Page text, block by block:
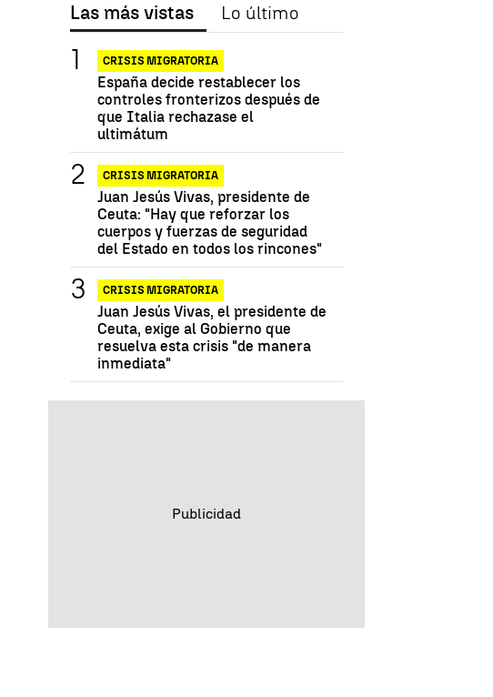
Las más vistas Lo último
CRISIS MIGRATORIA
España decide restablecer los
controles fronterizos después de
que Italia rechazase el
ultimátum
CRISIS MIGRATORIA
Juan Jesús Vivas, presidente de
Ceuta: "Hay que reforzar los
cuerpos y fuerzas de seguridad
del Estado en todos los rincones"
CRISIS MIGRATORIA
Juan Jesús Vivas, el presidente de
Ceuta, exige al Gobierno que
resuelva esta crisis "de manera
inmediata"